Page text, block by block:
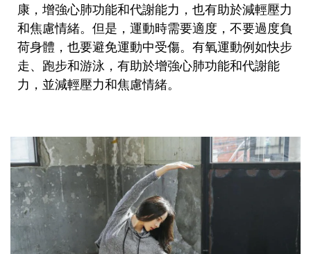
康，增強心肺功能和代謝能力，也有助於減輕壓力
和焦慮情緒。但是，運動時需要適度，不要過度負
荷身體，也要避免運動中受傷。有氧運動例如快步
走、跑步和游泳，有助於增強心肺功能和代謝能
力，並減輕壓力和焦慮情緒。